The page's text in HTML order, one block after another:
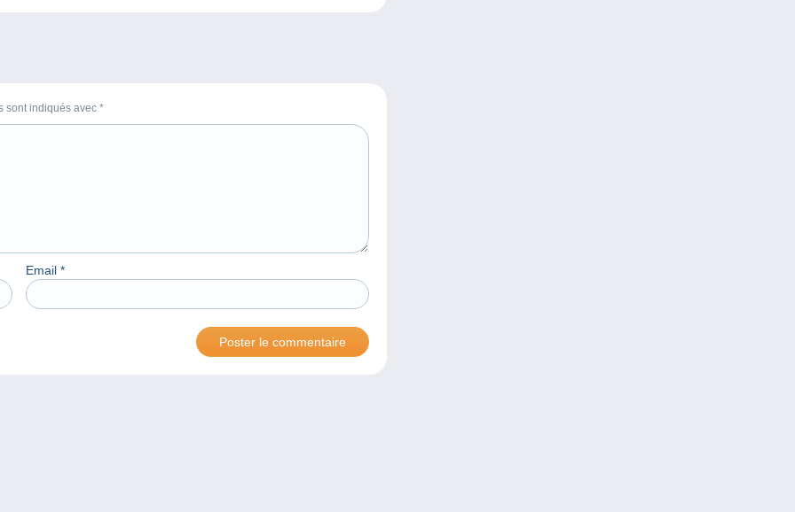
sont indiqués avec *
Email *